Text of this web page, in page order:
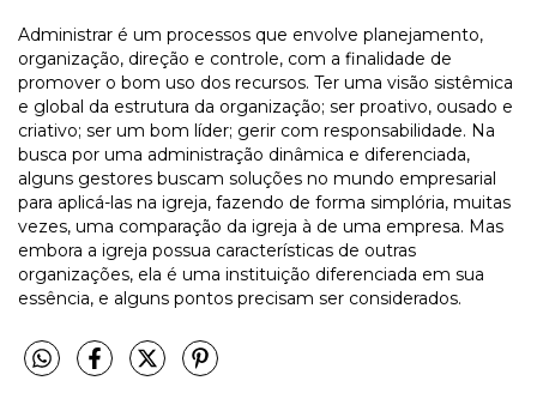
Administrar é um processos que envolve planejamento,
organização, direção e controle, com a finalidade de
promover o bom uso dos recursos. Ter uma visão sistêmica
e global da estrutura da organização; ser proativo, ousado e
criativo; ser um bom líder; gerir com responsabilidade. Na
busca por uma administração dinâmica e diferenciada,
alguns gestores buscam soluções no mundo empresarial
para aplicá-las na igreja, fazendo de forma simplória, muitas
vezes, uma comparação da igreja à de uma empresa. Mas
embora a igreja possua características de outras
organizações, ela é uma instituição diferenciada em sua
essência, e alguns pontos precisam ser considerados.